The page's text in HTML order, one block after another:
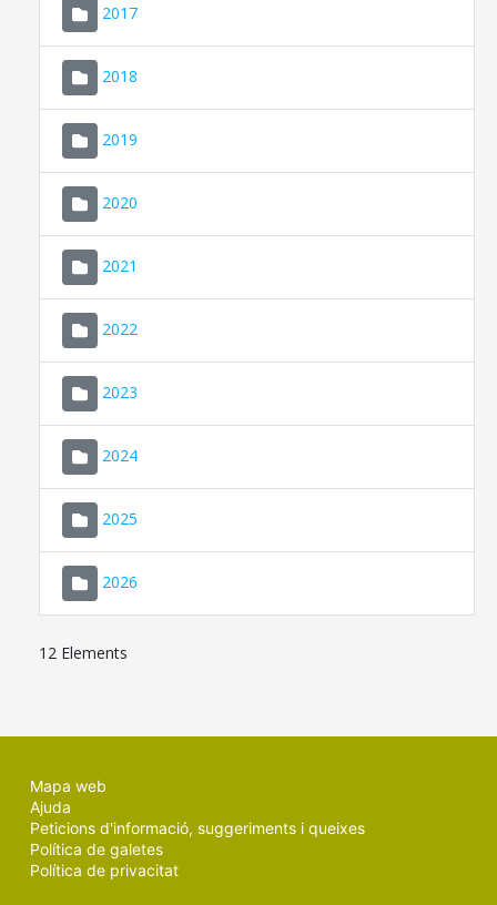
2017
2018
2019
2020
2021
2022
2023
2024
2025
2026
12 Elements
Mapa web
Ajuda
Peticions d'informació, suggeriments i queixes
Política de galetes
Política de privacitat